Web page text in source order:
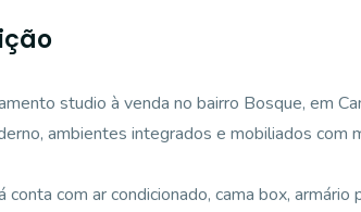
studio à venda no bairro Bosque, em
ambientes integrados e mobiliados com
conta com ar condicionado, cama box,